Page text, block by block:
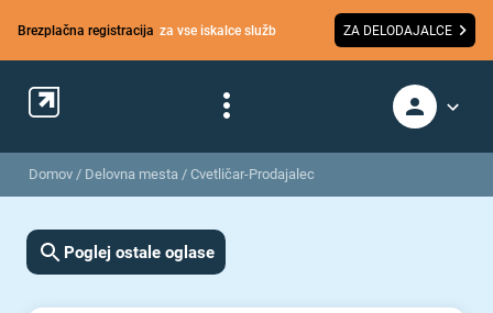
Brezplačna registracija za vse iskalce služb ZA DELODAJALCE
Domov / Delovna mesta / Cvetličar-Prodajalec
Poglej ostale oglase